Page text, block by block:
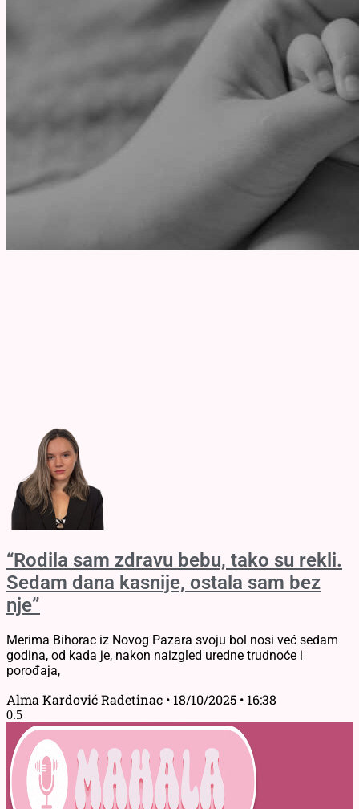
“Rodila sam zdravu bebu, tako su rekli.
Sedam dana kasnije, ostala sam bez
nje”
Merima Bihorac iz Novog Pazara svoju bol nosi već sedam
godina, od kada je, nakon naizgled uredne trudnoće i
porođaja,
Alma Kardović Radetinac 18/10/2025 16:38